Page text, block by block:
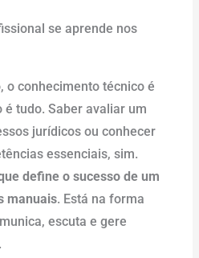
se aprende nos
o conhecimento técnico é
tudo. Saber avaliar um
jurídicos ou conhecer
essenciais, sim.
define o sucesso de um
manuais. Está na forma
escuta e gere